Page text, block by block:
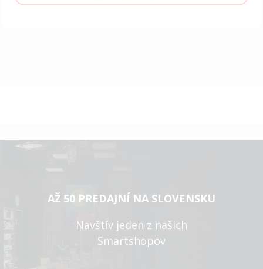
AŽ 50 PREDAJNÍ NA SLOVENSKU
Navštív jeden z našich
Smartshopov